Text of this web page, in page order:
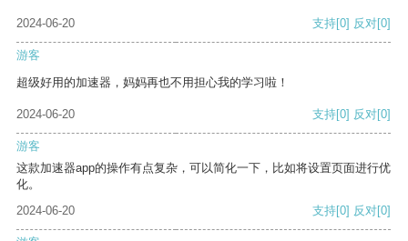
2024-06-20 支持[0] 反对[0]
游客
超级好用的加速器，妈妈再也不用担心我的学习啦！
2024-06-20 支持[0] 反对[0]
游客
这款加速器app的操作有点复杂，可以简化一下，比如将设置页面进行优
化。
2024-06-20
支持[0] 反对[0]